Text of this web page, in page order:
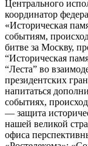
Центрального
координатор
«Историческая
событиям,
битве за Москву,
“Историческая
“Леста” во
президентских
напитаться
событиях,
— защита
нашей великой
офиса